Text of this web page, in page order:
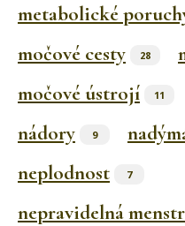
metabolické
močové cesty 28
močové ústrojí 11
nádory 9
neplodnost 7
nepravidelná